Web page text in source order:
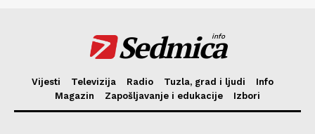
Sedmica
info
Vijesti Televizija Radio Tuzla, grad i ljudi
Info
Magazin
Zapošljavanje i edukacije Izbori